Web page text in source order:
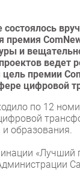
премия
и
цель премии
цифровой
по 12
и образования.
«Лучший